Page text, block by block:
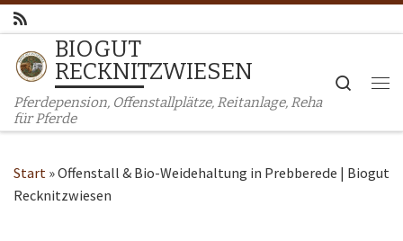
Zum Inhalt springen
BIOGUT
RECKNITZWIESEN
Pferdepension, Offenstallplätze, Reitanlage, Reha
für Pferde
Search
Start »Offenstall & Bio-Weidehaltung in Prebberede | Biogut
Recknitzwiesen